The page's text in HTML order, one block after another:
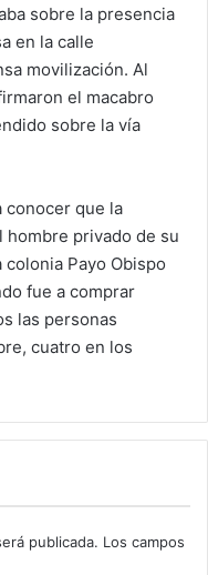
sobre la presencia
en la calle
movilización. Al
el macabro
sobre la vía
conocer que la
hombre privado de su
Payo Obispo
fue a comprar
las personas
cuatro en los
publicada. Los campos